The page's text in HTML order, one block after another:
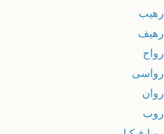
رهيب
رهيف
رواح
رواسى
روان
روب